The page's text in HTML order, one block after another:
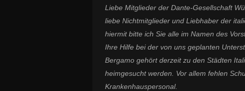
Liebe Mitglieder der Dante-Gesellschaft
liebe Nichtmitglieder und Liebhaber der
hiermit bitte ich Sie alle im Namen des
Ihre Hilfe bei der von uns geplanten
Bergamo gehört derzeit zu den Städten
heimgesucht werden. Vor allem fehlen
Krankenhauspersonal.